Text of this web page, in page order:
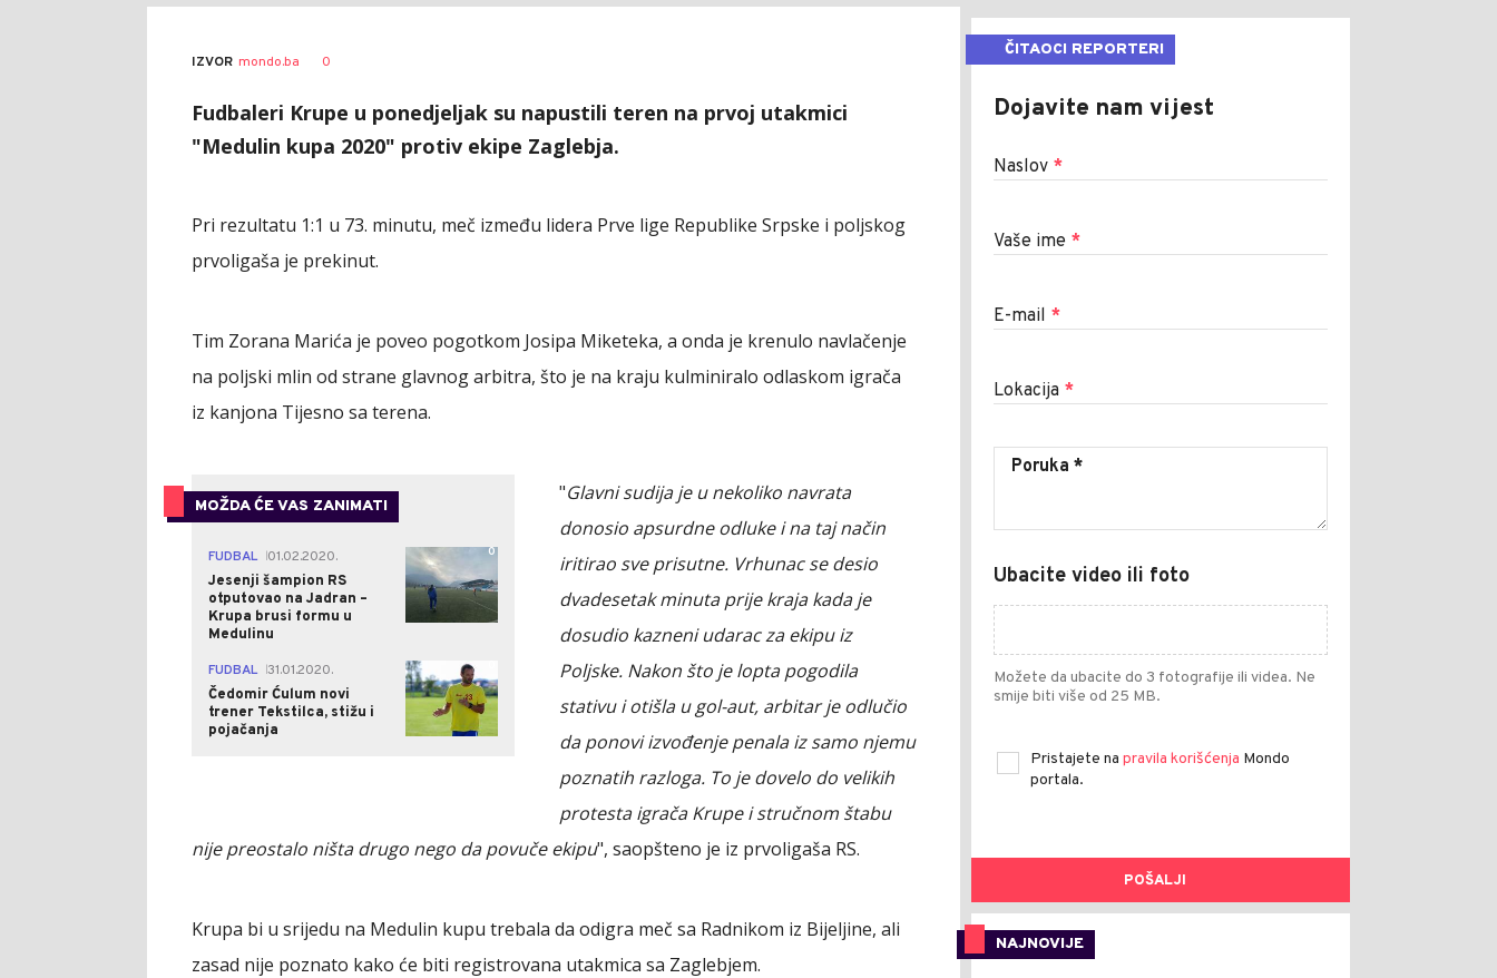
IZVOR mondo.ba 0
Fudbaleri Krupe u ponedjeljak su napustili teren na prvoj utakmici
"Medulin kupa 2020" protiv ekipe Zaglebja.
Pri rezultatu 1:1 u 73. minutu, meč između lidera Prve lige Republike Srpske i poljskog
prvoligaša je prekinut.
Tim Zorana Marića je poveo pogotkom Josipa Miketeka, a onda je krenulo navlačenje
na poljski mlin od strane glavnog arbitra, što je na kraju kulminiralo odlaskom igrača
iz kanjona Tijesno sa terena.
MOŽDA ĆE VAS ZANIMATI
FUDBAL 01.02.2020.
Jesenji šampion RS
otputovao na Jadran –
Krupa brusi formu u
Medulinu
0
FUDBAL 31.01.2020.
Čedomir Ćulum novi
trener Tekstilca, stižu i
pojačanja
"Glavni sudija je u nekoliko navrata
donosio apsurdne odluke i na taj način
iritirao sve prisutne. Vrhunac se desio
dvadesetak minuta prije kraja kada je
dosudio kazneni udarac za ekipu iz
Poljske. Nakon što je lopta pogodila
stativu i otišla u gol-aut, arbitar je odlučio
da ponovi izvođenje penala iz samo njemu
poznatih razloga. To je dovelo do velikih
protesta igrača Krupe i stručnom štabu
nije preostalo ništa drugo nego da povuče ekipu", saopšteno je iz prvoligaša RS.
Krupa bi u srijedu na Medulin kupu trebala da odigra meč sa Radnikom iz Bijeljine, ali
zasad nije poznato kako će biti registrovana utakmica sa Zaglebjem.
ČITAOCI REPORTERI
Dojavite nam vijest
Naslov *
Vaše ime *
E-mail *
Lokacija *
Ubacite video ili foto
Možete da ubacite do 3 fotografije ili videa. Ne
smije biti više od 25 MB.
Pristajete na pravila korišćenja Mondo
portala.
POŠALJI
NAJNOVIJE